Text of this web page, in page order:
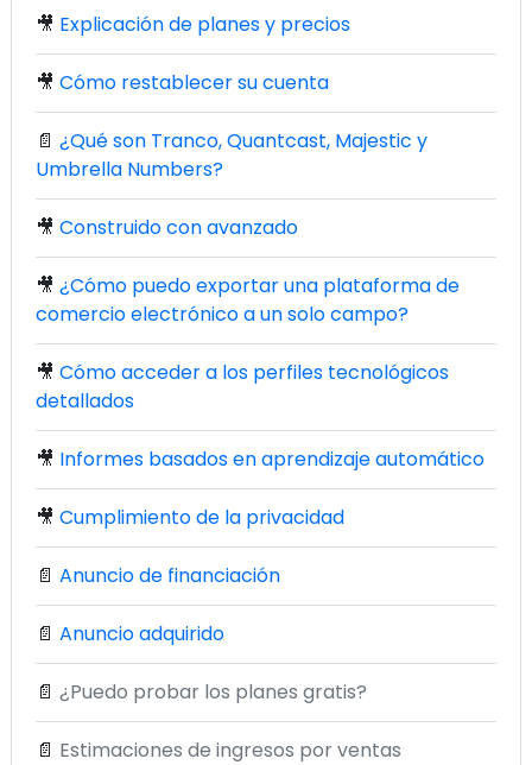
🎥 Explicación de planes y precios
🎥 Cómo restablecer su cuenta
📄 ¿Qué son Tranco, Quantcast, Majestic y
Umbrella Numbers?
🎥 Construido con avanzado
🎥 ¿Cómo puedo exportar una plataforma de
comercio electrónico a un solo campo?
🎥 Cómo acceder a los perfiles tecnológicos
detallados
🎥 Informes basados en aprendizaje automático
🎥 Cumplimiento de la privacidad
📄 Anuncio de financiación
📄 Anuncio adquirido
📄 ¿Puedo probar los planes gratis?
📄 Estimaciones de ingresos por ventas